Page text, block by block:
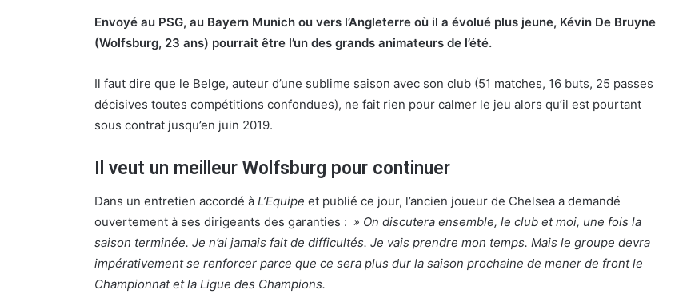
s
r
T
w
t
e
r
e
r
n
c
o
i
e
l
Envoyé au PSG, au Bayern Munich ou vers l’Angleterre où il a évolué plus jeune, Kévin De Bruyne
(Wolfsburg, 23 ans) pourrait être l’un des grands animateurs de l’été.
Il faut dire que le Belge, auteur d’une sublime saison avec son club (51 matches, 16 buts, 25 passes
décisives toutes compétitions confondues), ne fait rien pour calmer le jeu alors qu’il est pourtant
sous contrat jusqu’en juin 2019.
Il veut un meilleur Wolfsburg pour continuer
Dans un entretien accordé à L’Equipe et publié ce jour, l’ancien joueur de Chelsea a demandé
ouvertement à ses dirigeants des garanties : » On discutera ensemble, le club et moi, une fois la
saison terminée. Je n’ai jamais fait de difficultés. Je vais prendre mon temps. Mais le groupe devra
impérativement se renforcer parce que ce sera plus dur la saison prochaine de mener de front le
Championnat et la Ligue des Champions.